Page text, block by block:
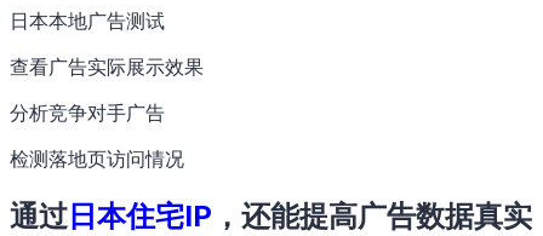
日本本地广告测试
查看广告实际展示效果
分析竞争对手广告
检测落地页访问情况
通过日本住宅IP ，还能提高广告数据真实